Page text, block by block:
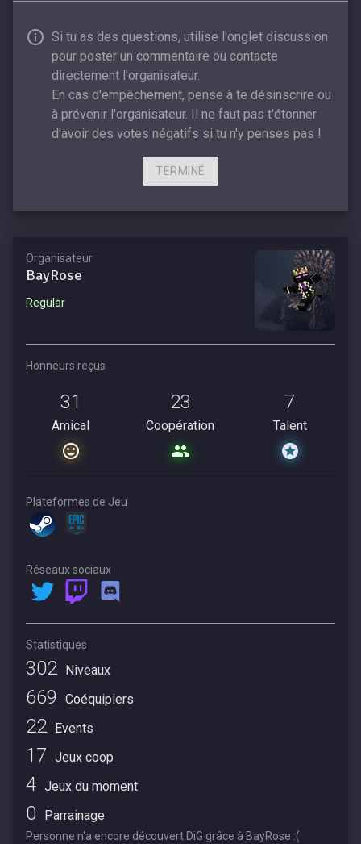
Si tu as des questions, utilise l'onglet discussion
pour poster un commentaire ou contacte
directement l'organisateur.
En cas d'empêchement, pense à te désinscrire ou
à prévenir l'organisateur. Il ne faut pas t'étonner
d'avoir des votes négatifs si tu n'y penses pas !
TERMINÉ
Organisateur
BayRose
Regular
Honneurs reçus
31
Amical
23
Coopération
7
Talent
Plateformes de Jeu
Réseaux sociaux
Statistiques
302 Niveaux
669 Coéquipiers
22 Events
17 Jeux coop
4 Jeux du moment
0 Parrainage
Personne n'a encore découvert DiG grâce à BayRose :(